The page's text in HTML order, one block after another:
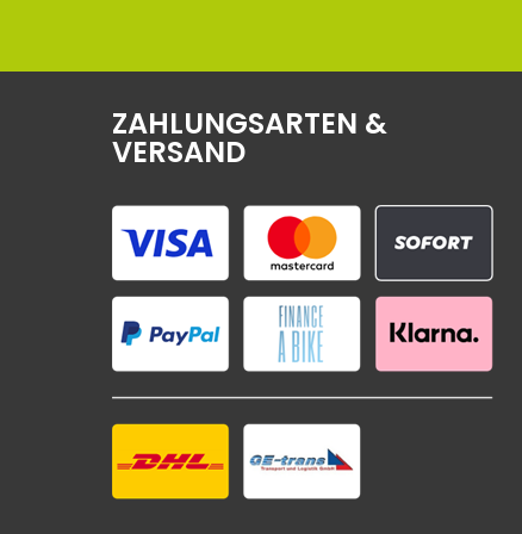
ZAHLUNGSARTEN &
VERSAND